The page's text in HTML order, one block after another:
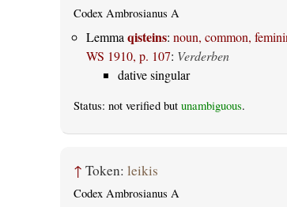
Codex Ambrosianus A
Lemmaqisteins: noun, common,
WS 1910, p. 107: Verderben
dative singular
Status: not verified but unambiguous.
↑ Token: leikis
Codex Ambrosianus A